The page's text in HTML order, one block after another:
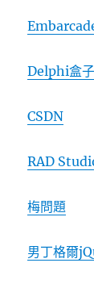
Delphi盒子
CSDN
RAD
梅問題
男丁格爾